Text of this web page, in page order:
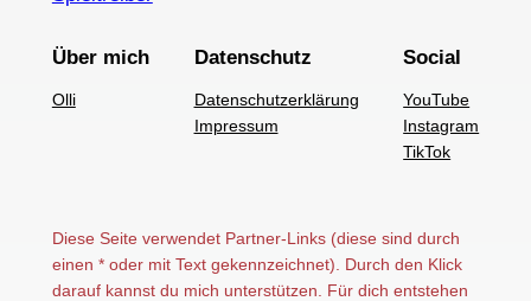
Über mich
Olli
Datenschutz
Datenschutzerklärung
Impressum
Social
YouTube
Instagram
TikTok
Diese Seite verwendet Partner-Links (diese sind durch
einen * oder mit Text gekennzeichnet). Durch den Klick
darauf kannst du mich unterstützen. Für dich entstehen